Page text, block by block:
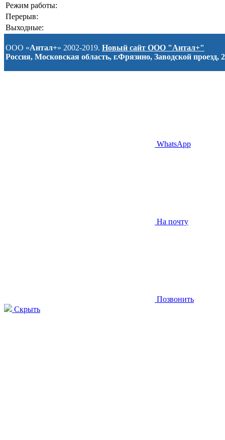
Режим работы:
Перерыв:
Выходные:
ООО «Антал+» 2002-2019. Новый сайт ООО "Антал+"
Россия, Московская область, г.Фрязино, Заводской проезд, 2
WhatsApp
На почту
Позвонить
Скрыть